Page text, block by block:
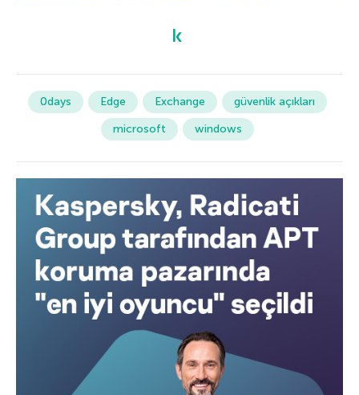
0days Edge Exchange
güvenlik açıkları
microsoft
windows